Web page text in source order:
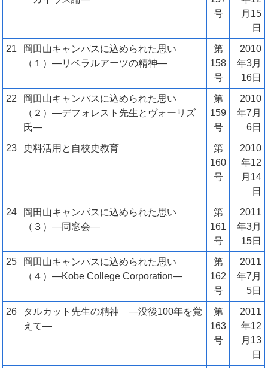
号
月15
日
21
岡田山キャンパスに込められた思い
（１）―リベラルアーツの精神―
第
158
号
2010
年3月
16日
22
岡田山キャンパスに込められた思い
（２）―デフォレスト先生とヴォーリズ
氏―
第
159
号
2010
年7月
6日
23 史料活用と自校史教育
第
160
号
2010
年12
月14
日
24
岡田山キャンパスに込められた思い
（３）―同窓会―
第
161
号
2011
年3月
15日
25
岡田山キャンパスに込められた思い
（４）―Kobe College Corporation―
第
162
号
2011
年7月
5日
26
タルカット先生の精神 ―没後100年を覚
えて―
第
163
号
2011
年12
月13
日